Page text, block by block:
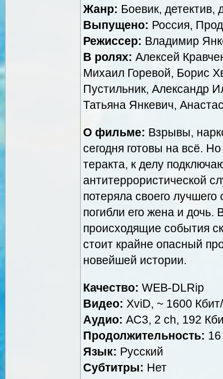
Жанр: Боевик,
Выпущено: Россия,
Режиссер: Владимир
В ролях: Алексей
Михаил Горевой, Борис
Пустильник, Александр
Татьяна Янкевич,
О фильме: Взрывы,
сегодня готовы на всё.
теракта, к делу
антитеррористической
потеряла своего
погибли его жена и дочь.
происходящие события
стоит крайне опасный
новейшей истории.
Качество: WEB-DLRip
Видео: XviD, ~ 1600
Аудио: AC3, 2 ch, 192
Продолжительность:
Язык: Русский
Субтитры: Нет